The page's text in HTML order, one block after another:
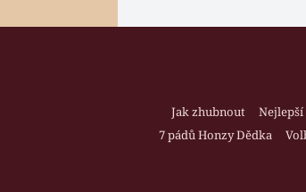
Jak zhubnout Nejlepší
7 pádů Honzy Dědka